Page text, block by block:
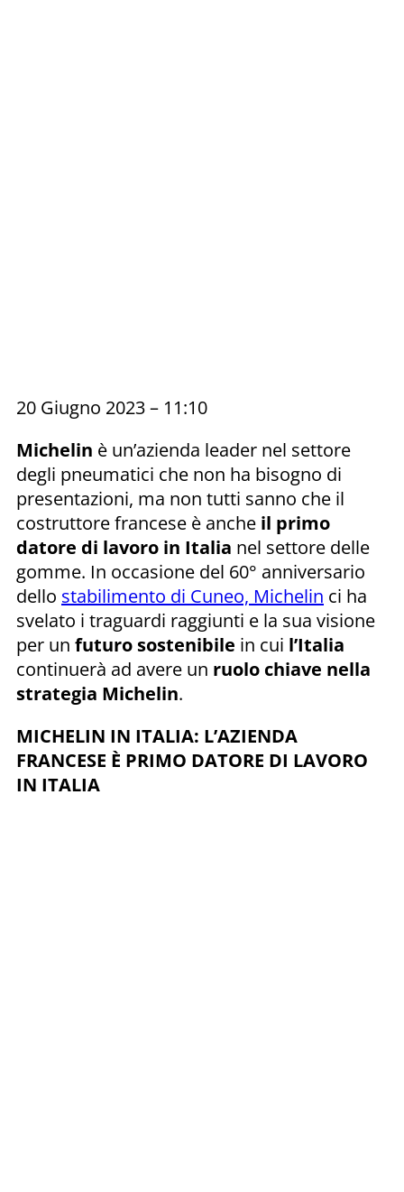
20 Giugno 2023 – 11:10
Michelin è un’azienda leader nel settore
degli pneumatici che non ha bisogno di
presentazioni, ma non tutti sanno che il
costruttore francese è anche il primo
datore di lavoro in Italia nel settore delle
gomme. In occasione del 60° anniversario
dello stabilimento di Cuneo, Michelin ci ha
svelato i traguardi raggiunti e la sua visione
per un futuro sostenibile in cui l’Italia
continuerà ad avere un ruolo chiave nella
strategia Michelin.
MICHELIN IN ITALIA: L’AZIENDA
FRANCESE È PRIMO DATORE DI LAVORO
IN ITALIA